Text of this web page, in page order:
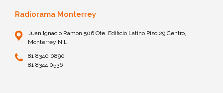
Radiorama Monterrey
Juan Ignacio Ramon 506 Ote. Edificio Latino Piso 29 Centro,
Monterrey N.L.
81 8340 0890
81 8344 0536